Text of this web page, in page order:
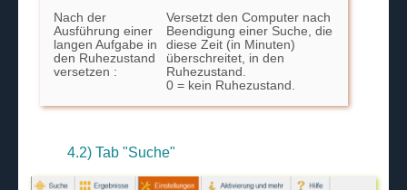
Nach der
Ausführung einer
langen Aufgabe in
den Ruhezustand
versetzen :
Versetzt den Computer nach
Beendigung einer Suche, die
diese Zeit (in Minuten)
überschreitet, in den
Ruhezustand.
0 = kein Ruhezustand.
4.2) Tab "Suche"